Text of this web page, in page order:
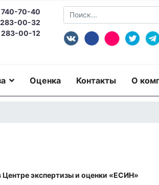
740-70-40
283-00-32
283-00-12
Оценка Контакты О
экспертизы и оценки «ЕСИН»